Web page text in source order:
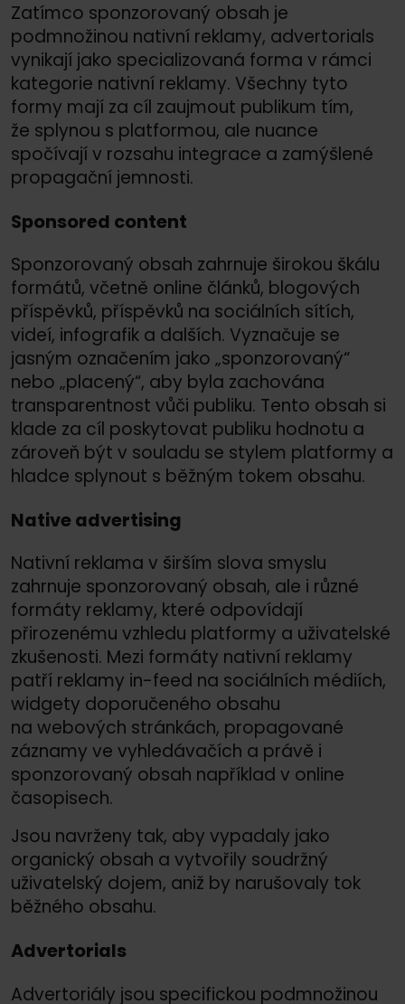
Zatímco sponzorovaný obsah je
podmnožinou nativní reklamy, advertorials
vynikají jako specializovaná forma v rámci
kategorie nativní reklamy. Všechny tyto
formy mají za cíl zaujmout publikum tím,
že splynou s platformou, ale nuance
spočívají v rozsahu integrace a zamýšlené
propagační jemnosti.
Sponsored content
Sponzorovaný obsah zahrnuje širokou škálu
formátů, včetně online článků, blogových
příspěvků, příspěvků na sociálních sítích,
videí, infografik a dalších. Vyznačuje se
jasným označením jako „sponzorovaný“
nebo „placený“, aby byla zachována
transparentnost vůči publiku. Tento obsah si
klade za cíl poskytovat publiku hodnotu a
zároveň být v souladu se stylem platformy a
hladce splynout s běžným tokem obsahu.
Native advertising
Nativní reklama v širším slova smyslu
zahrnuje sponzorovaný obsah, ale i různé
formáty reklamy, které odpovídají
přirozenému vzhledu platformy a uživatelské
zkušenosti. Mezi formáty nativní reklamy
patří reklamy in-feed na sociálních médiích,
widgety doporučeného obsahu
na webových stránkách, propagované
záznamy ve vyhledávačích a právě i
sponzorovaný obsah například v online
časopisech.
Jsou navrženy tak, aby vypadaly jako
organický obsah a vytvořily soudržný
uživatelský dojem, aniž by narušovaly tok
běžného obsahu.
Advertorials
Advertoriály jsou specifickou podmnožinou